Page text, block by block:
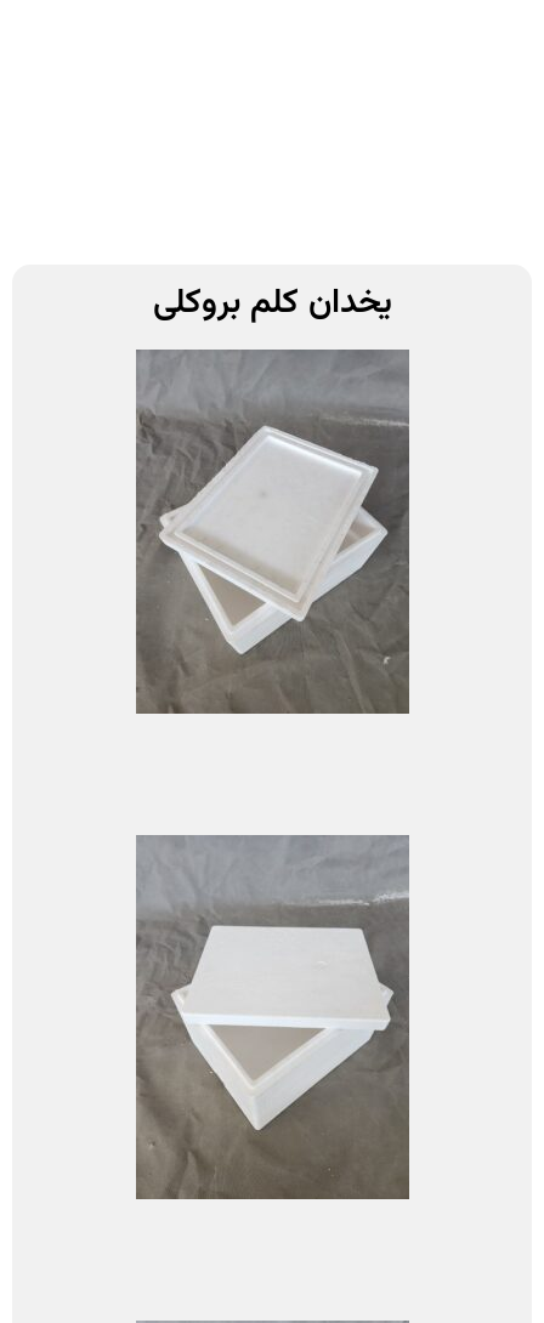
یخدان کلم بروکلی